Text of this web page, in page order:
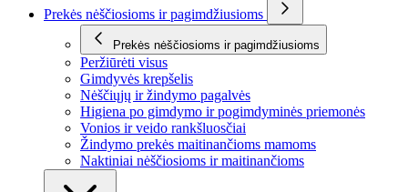
Prekės nėščiosioms ir pagimdžiusioms
Prekės nėščiosioms ir pagimdžiusioms
Peržiūrėti visus
Gimdyvės krepšelis
Nėščiųjų ir žindymo pagalvės
Higiena po gimdymo ir pogimdyminės priemonės
Vonios ir veido rankšluosčiai
Žindymo prekės maitinančioms mamoms
Naktiniai nėščiosioms ir maitinančioms